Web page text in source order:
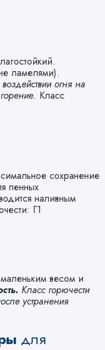
ламелями).
огня на
Класс
сохранение
пенных
наливным
Г1
весом и
Класс горючести
устранения
для